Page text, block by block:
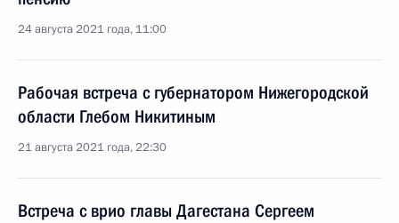
24 августа 2021 года, 11:00
Рабочая встреча с губернатором Нижегородской
области Глебом Никитиным
21 августа 2021 года, 22:30
Встреча с врио главы Дагестана Сергеем